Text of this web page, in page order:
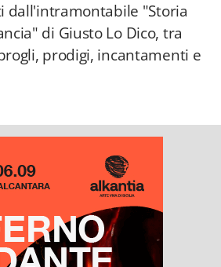
dall'intramontabile "Storia
di Giusto Lo Dico, tra
prodigi, incantamenti e